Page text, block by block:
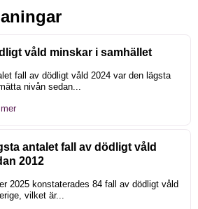
våld minskar i samhället
fall av dödligt våld 2024 var den lägsta
nivån sedan...
antalet fall av dödligt våld
2012
2025 konstaterades 84 fall av dödligt våld
vilket är...